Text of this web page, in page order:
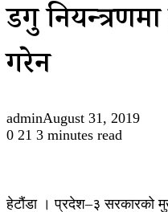
डेंगु
गरेन
adminAugust 31, 2019
0 21 3 minutes read
हेटौंडा । प्रदेश–३ सरकारको